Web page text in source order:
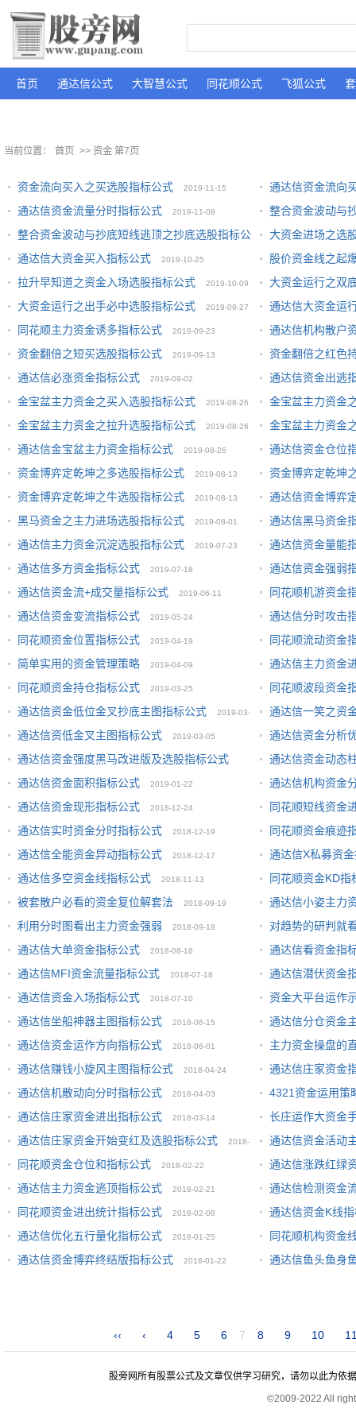
首页 通达信公式 大智慧公式 同花顺公式 飞狐公式
当前位置： 首页 >> 资金 第7页
资金流向买入之买选股指标公式 2019-11-15
通达信资金流向
通达信资金流量分时指标公式
2019-11-08
整合资金波动与
式
2019-10-28
整合资金波动与抄底短线逃顶之抄底选股指标公
式
2019-10-28
大资金进场之选
通达信大资金买入指标公式
2019-10-25
股价资金线之起
拉升早知道之资金入场选股指标公式
2019-10-09
大资金运行之双
大资金运行之出手必中选股指标公式
2019-09-27
通达信大资金运
同花顺主力资金诱多指标公式
2019-09-23 通达信机构散户
19
资金翻倍之短买选股指标公式 2019-09-13
资金翻倍之红色
通达信必涨资金指标公式
2019-09-02
通达信资金出逃
金宝盆主力资金之买入选股指标公式
2019-08-26
金宝盆主力资金
金宝盆主力资金之拉升选股指标公式
2019-08-26
金宝盆主力资金
通达信金宝盆主力资金指标公式
2019-08-26
通达信资金仓位
资金博弈定乾坤之多选股指标公式
2019-08-13
资金博弈定乾坤
资金博弈定乾坤之牛选股指标公式
2019-08-13
通达信资金博弈
黑马资金之主力进场选股指标公式
2019-08-01
通达信黑马资金
通达信主力资金沉淀选股指标公式
2019-07-23
通达信资金量能
通达信多方资金指标公式
2019-07-18
通达信资金强弱
通达信资金流+成交量指标公式
2019-06-11
同花顺机游资金
通达信资金变流指标公式
2019-05-24
通达信分时攻击
同花顺资金位置指标公式
2019-04-19
同花顺流动资金
简单实用的资金管理策略
2019-04-09
通达信主力资金
同花顺资金持仓指标公式
2019-03-25
同花顺波段资金
通达信资金低位金叉抄底主图指标公式
2019-03-
11
通达信一笑之资
通达信资低金叉主图指标公式
2019-03-05
通达信资金分析
通达信资金强度黑马改进版及选股指标公式
2019-02-25
通达信资金动态
通达信资金面积指标公式
2019-01-22
通达信机构资金
通达信资金现形指标公式
2018-12-24
同花顺短线资金
通达信实时资金分时指标公式
2018-12-19
同花顺资金痕迹
通达信全能资金异动指标公式
2018-12-17
通达信X私募资
通达信多空资金线指标公式
2018-11-13
同花顺资金KD指
被套散户必看的资金复位解套法
2018-09-19
通达信小姿主力
利用分时图看出主力资金强弱
2018-09-18
对趋势的研判就
通达信大单资金指标公式
2018-08-16
通达信看资金指
通达信MFI资金流量指标公式
2018-07-18
通达信潜伏资金
通达信资金入场指标公式
2018-07-10
资金大平台运作
通达信坐船神器主图指标公式
2018-06-15
通达信分仓资金
通达信资金运作方向指标公式
2018-06-01
主力资金操盘的
通达信赚钱小旋风主图指标公式
2018-04-24
通达信庄家资金
通达信机散动向分时指标公式
2018-04-03
4321资金运用策
通达信庄家资金进出指标公式
2018-03-14
长庄运作大资金
通达信庄家资金开始变红及选股指标公式
2018-
03-05
通达信资金活动
同花顺资金仓位和指标公式
2018-02-22
通达信涨跌红绿
通达信主力资金逃顶指标公式
2018-02-21
通达信检测资金
同花顺资金进出统计指标公式
2018-02-08
通达信资金K线
通达信优化五行量化指标公式
2018-01-25
同花顺机构资金
通达信资金博弈终结版指标公式
2018-01-22 通达信鱼头鱼身
‹‹ ‹ 4 5 6 7 8 9 10
股旁网所有股票公式及文章仅供学习研究，请勿以此为依
©2009-2022 All